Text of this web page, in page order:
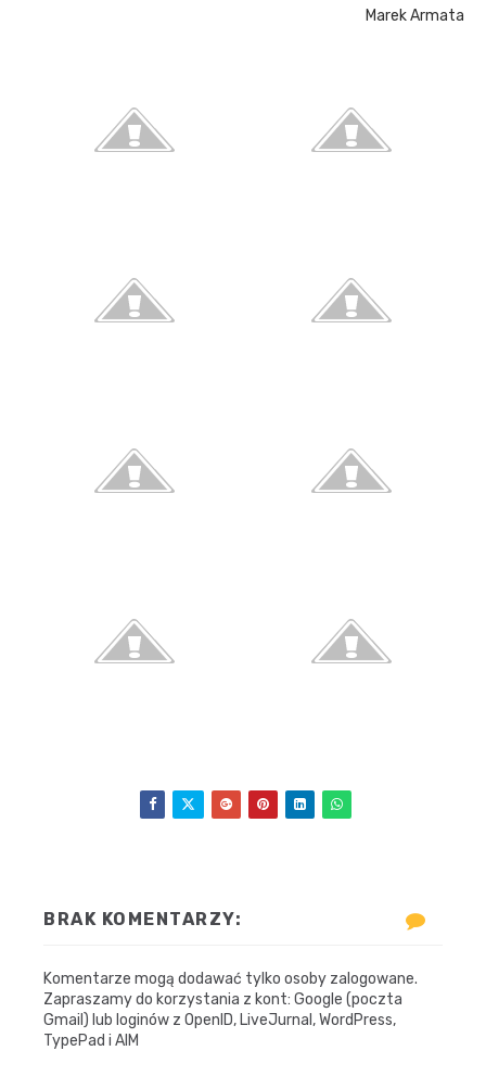
Marek Armata
BRAK KOMENTARZY:
Komentarze mogą dodawać tylko osoby zalogowane.
Zapraszamy do korzystania z kont: Google (poczta
Gmail) lub loginów z OpenID, LiveJurnal, WordPress,
TypePad i AIM